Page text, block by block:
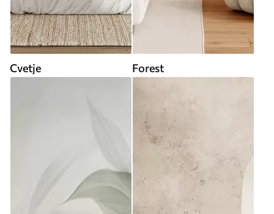
Cvetje Forest